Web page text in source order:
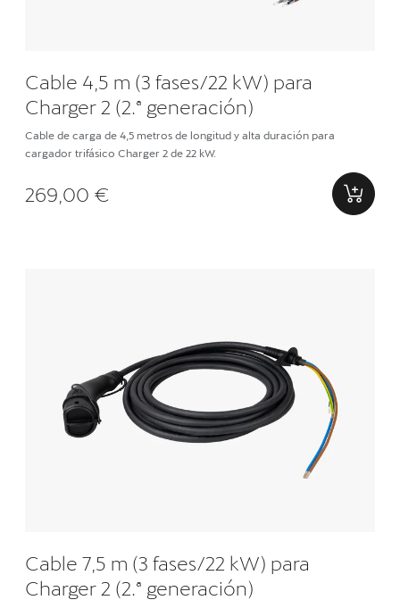
Cable 4,5 m (3 fases/22 kW) para
Charger 2 (2.ª generación)
Cable de carga de 4,5 metros de longitud y alta duración para
cargador trifásico Charger 2 de 22 kW.
269,00 €
Cable 7,5 m (3 fases/22 kW) para
Charger 2 (2.ª generación)